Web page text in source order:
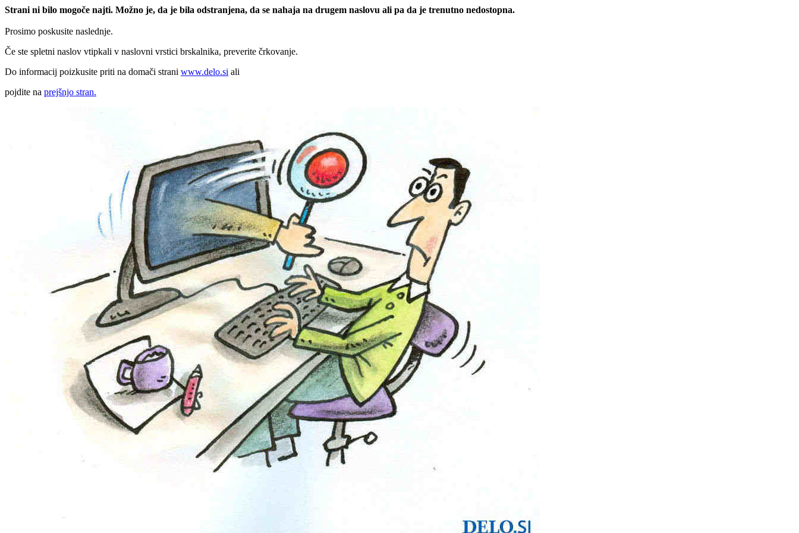
Strani ni bilo mogoče najti. Možno je, da je bila odstranjena, da se nahaja na drugem naslovu ali pa da je trenutno nedostopna.
Prosimo poskusite naslednje.
Če ste spletni naslov vtipkali v naslovni vrstici brskalnika, preverite črkovanje.
Do informacij poizkusite priti na domači strani www.delo.si ali
pojdite na prejšnjo stran.